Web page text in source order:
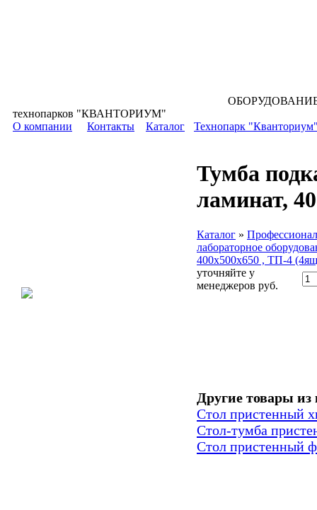
ОБОРУДОВАНИЕ для всех уровней
технопарков "КВАНТОРИУМ"
О компании
Контакты Каталог Технопарк
Тумба
ламинат,
Каталог »
лабораторное
400х500х650 , ТП-4
уточняйте у
менеджеров руб.
Другие товары из
Стол пристенный
Стол-тумба
Стол пристенный